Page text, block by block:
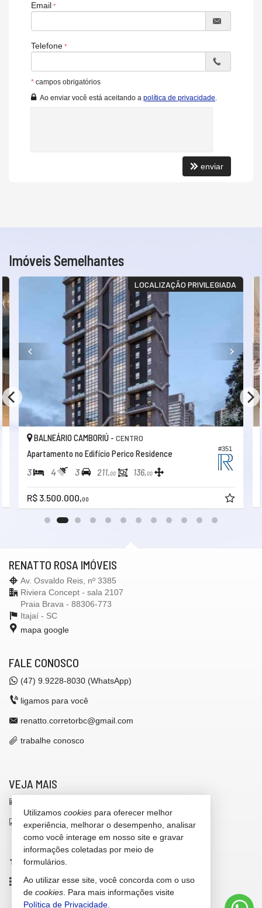
Brinquedoteca
Câmeras de Segurança
Entrada para Banhistas
Email
Telefone
* campos obrigatórios
Ao enviar você está aceitando a política de privacidade
enviar
Imóveis Semelhantes
LOCALIZAÇÃO PRIVILEGIADA
#351
BALNEÁRIO CAMBORIÚ - CENTRO
Apartamento no Edifício Perico Residence
3 4 3 211,00 136,00
R$ 3.500.000,00
RENATTO ROSA IMÓVEIS
Av. Osvaldo Reis, nº 3385
Riviera Concept - sala 2107
Praia Brava - 88306-773
Itajaí - SC
mapa google
FALE CONOSCO
(47) 9.9228-8030 (WhatsApp)
ligamos para você
renatto.corretorbc@gmail.com
trabalhe conosco
VEJA MAIS
indicadores financeiros
cadastre seu imóvel
imóveis favoritos
mapa de imóveis
Utilizamos cookies para oferecer melhor
experiência, melhorar o desempenho, analisar
como você interage em nosso site e gravar
informações coletadas por meio de
formulários.
Ao utilizar esse site, você concorda com o uso
de cookies . Para mais informações visite
Política de Privacidade